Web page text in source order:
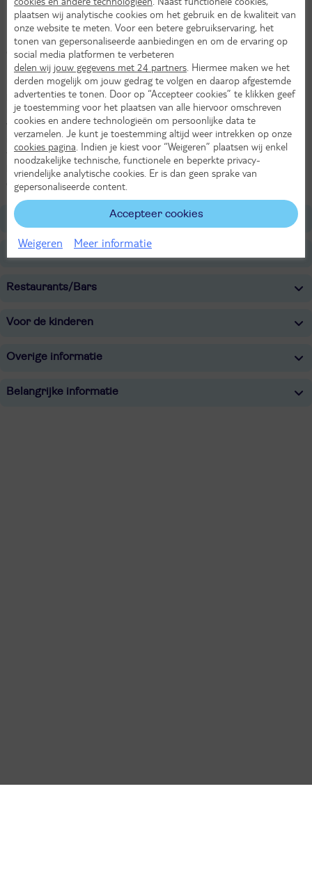
Loop naar de vele musea
Het kleinschalige Hotel Pension City Rooms ligt gunstig in het
centrum van Wenen. Met de tram reis je in nog geen tien minuten
naar de Innere Stadt met de Stephansdom en de Ankerklok. Een
mooie wandeling brengt je naar de Rathausplatz met haar
prachtige tuinen. Over tuinen gesproken; binnen een halfuur ben je
met de tram bij kasteel Schönbrunn met de mooie, grote kasteeltuin
vol meertjes en mooie plekken. Het pension zelf biedt fijne kamers
in Weense stijl. Het personeel is erg vriendelijk en geeft je graag
tips die je niet snel op internet of in een gids vindt. Vraag
bijvoorbeeld eens naar hun favoriete restaurant, er zijn er teveel in
de buurt om zelf te kiezen!
Ligging
Faciliteiten
Restaurants/Bars
Voor de kinderen
Overige informatie
Belangrijke informatie
plaatsen wij analytische cookies om het gebruik en de kwaliteit van
onze website te meten. Voor een betere gebruikservaring, het
tonen van gepersonaliseerde aanbiedingen en om de ervaring op
social media platformen te verbeteren
delen wij jouw gegevens met 24 partners . Hiermee maken we het
derden mogelijk om jouw gedrag te volgen en daarop afgestemde
advertenties te tonen. Door op “Accepteer cookies” te klikken geef
je toestemming voor het plaatsen van alle hiervoor omschreven
cookies en andere technologieën om persoonlijke data te
verzamelen. Je kunt je toestemming altijd weer intrekken op onze
cookies pagina . Indien je kiest voor “Weigeren” plaatsen wij enkel
noodzakelijke technische, functionele en beperkte privacy-
vriendelijke analytische cookies. Er is dan geen sprake van
gepersonaliseerde content.
Accepteer cookies
Weigeren Meer informatie